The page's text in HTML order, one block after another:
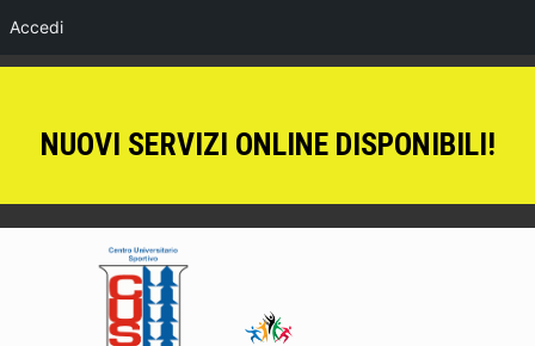
Accedi
NUOVI SERVIZI ONLINE DISPONIBILI!